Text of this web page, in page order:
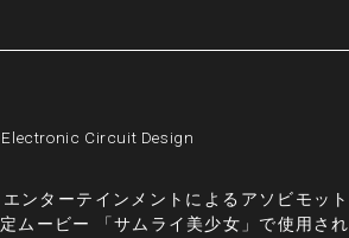
Electronic Circuit Design
ンターテインメントによるアソビモット
ムービー 「サムライ美少女」で使用され